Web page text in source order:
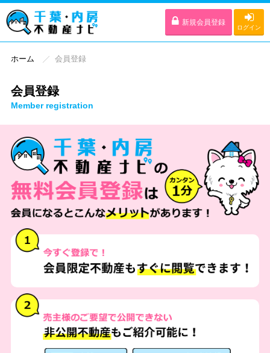
新規会員登録
ログイン
ホーム 会員登録
会員登録
Member registration